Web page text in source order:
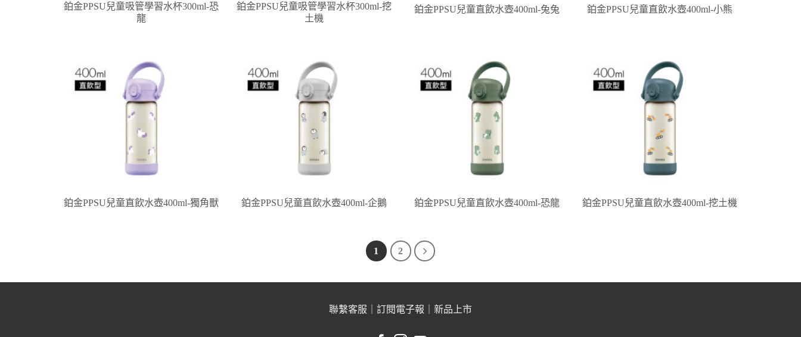
鉑金PPSU兒童吸管學習水杯300ml-恐
龍
鉑金PPSU兒童吸管學習水杯300ml-挖
土機
鉑金PPSU兒童直飲水壺400ml-兔兔 鉑金PPSU兒童直飲水壺400ml-小熊
鉑金PPSU兒童直飲水壺400ml-獨角獸 鉑金PPSU兒童直飲水壺400ml-企鵝 鉑金PPSU兒童直飲水壺400ml-恐龍 鉑金PPSU兒童直飲水壺400ml-挖土機
1 2
聯繫客服 訂閱電子報 新品上市